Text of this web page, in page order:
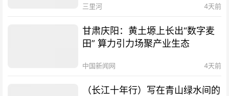
三里河 4天前
甘肃庆阳：黄土塬上长出“数字麦
田” 算力引力场聚产业生态
中国新闻网 4天前
（长江十年行）写在青山绿水间的